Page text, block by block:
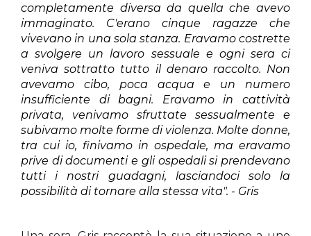
completamente diversa da quella che avevo
immaginato. C'erano cinque ragazze che
vivevano in una sola stanza. Eravamo costrette
a svolgere un lavoro sessuale e ogni sera ci
veniva sottratto tutto il denaro raccolto. Non
avevamo cibo, poca acqua e un numero
insufficiente di bagni. Eravamo in cattività
privata, venivamo sfruttate sessualmente e
subivamo molte forme di violenza. Molte donne,
tra cui io, finivamo in ospedale, ma eravamo
prive di documenti e gli ospedali si prendevano
tutti i nostri guadagni, lasciandoci solo la
possibilità di tornare alla stessa vita". - Gris